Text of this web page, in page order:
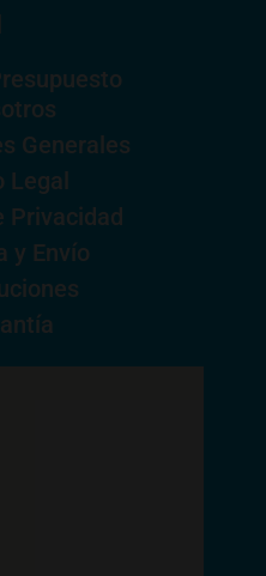
Generales
Legal
Privacidad
y Envío